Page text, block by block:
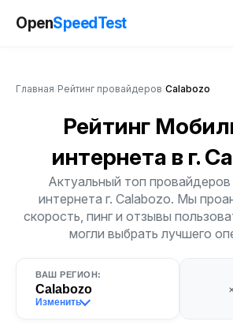
OpenSpeedTest
Главная Рейтинг провайдеров Calabozo
Рейтинг
интернета в г.
Актуальный топ
интернета г. Calabozo. Мы
скорость, пинг и отзывы
могли выбрать лучшего
ВАШ РЕГИОН:
Calabozo
Изменить